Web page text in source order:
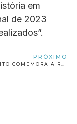
em
de 2023
PRÓXIMO